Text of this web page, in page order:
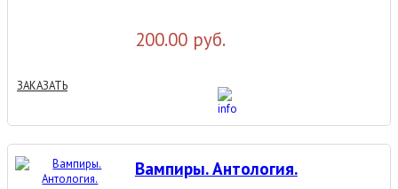
200.00 руб.
ЗАКАЗАТЬ
Вампиры. Антология.